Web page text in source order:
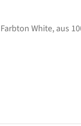
White, aus